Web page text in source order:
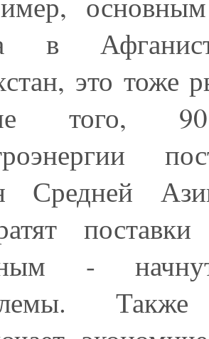
в
это тоже
того, 90
Средней
поставки
-